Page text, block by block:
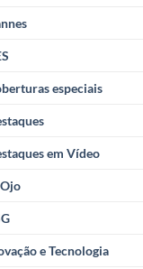
especiais
em Vídeo
e Tecnologia